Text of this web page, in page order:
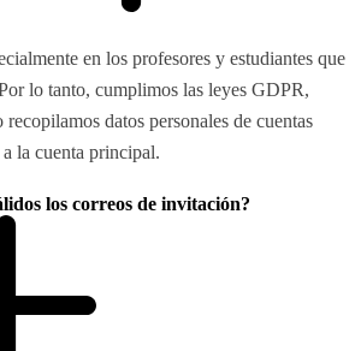
en los profesores y estudiantes que
lo tanto, cumplimos las leyes GDPR,
datos personales de cuentas
la cuenta principal.
los correos de invitación?